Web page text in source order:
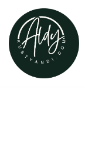
Skip
to
content